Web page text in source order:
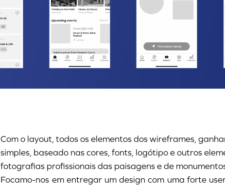
Com o layout, todos os elementos dos wireframes,
simples, baseado nas cores, fonts, logótipo e outros
fotografias profissionais das paisagens e de
Focamo-nos em entregar um design com uma forte